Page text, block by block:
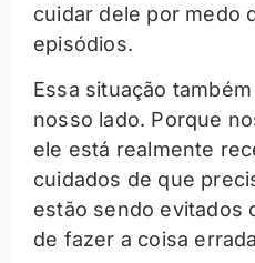
cuidar dele por medo
episódios.
Essa situação
nosso lado. Porque
ele está realmente
cuidados de que
estão sendo evitados
de fazer a coisa